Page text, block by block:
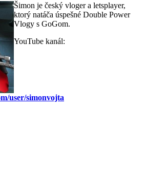
Šimon je český vloger a letsplayer,
ktorý natáča úspešné Double Power
Vlogy s GoGom.
YouTube kanál:
user/simonvojta